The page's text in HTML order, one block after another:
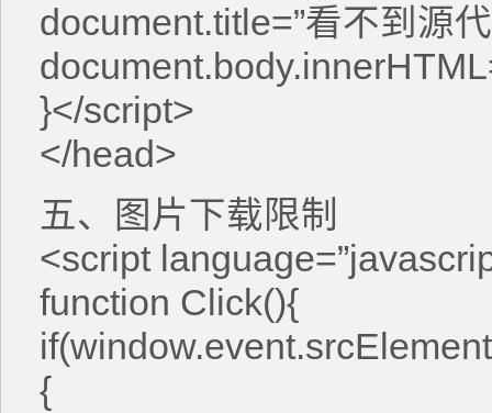
document.title=”看不到源
}</script>
</head>
五、图片下载限制
<script
function Click(){
{